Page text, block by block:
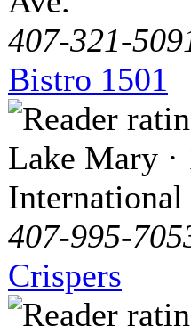
407-321-
Bistro 1501
Lake Mary ·
International
407-995-
Crispers